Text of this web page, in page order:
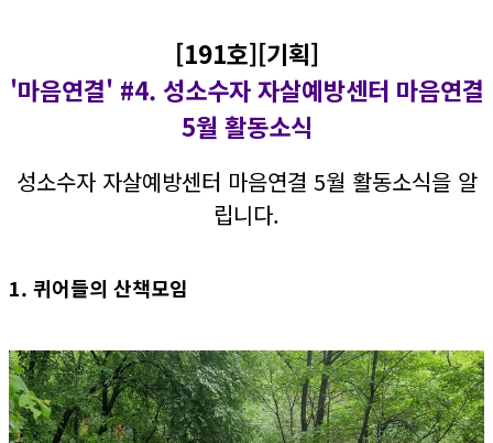
[191호][기획]
'마음연결' #4. 성소수자 자살예방센터 마음연결
5월 활동소식
성소수자 자살예방센터 마음연결 5월 활동소식을 알
립니다.
1. 퀴어들의 산책모임